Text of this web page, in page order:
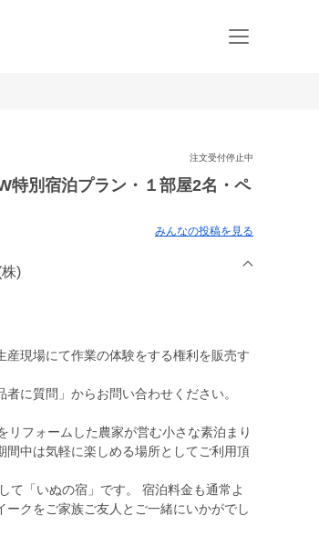
注文受付停止中
特別宿泊プラン・１部屋2名・ペ
みんなの投稿を見る
)
現場にて作業の体験をする権利を販売す
に質問」からお問い合わせください。
フォームした農家が営む小さな素泊まり
中は気軽に楽しめる場所としてご利用頂
て「いぬの宿」です。 宿泊料金も通常よ
クをご家族ご友人とご一緒にいかがでし